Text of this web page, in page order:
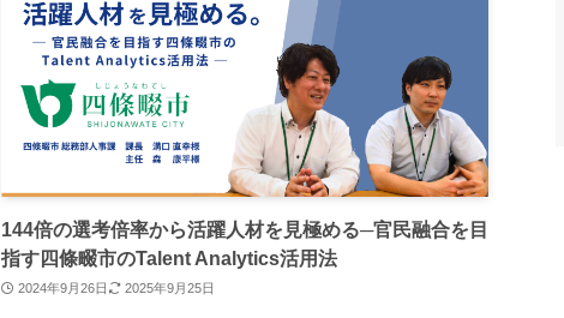
144倍の選考倍率から活躍人材を見極める─官民融合を目
指す四條畷市のTalent Analytics活用法
2024年9月26日 2025年9月25日